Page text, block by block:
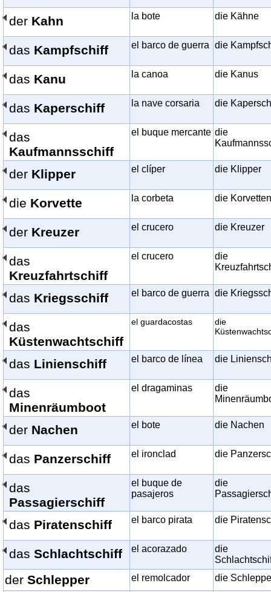
der Kahn la bote die Kähne
das Kampfschiff el barco de guerra die
das Kanu la canoa die Kanus
das Kaperschiff la nave corsaria die
das
Kaufmannsschiff
el buque mercante die
der Klipper el clíper die Klipper
die Korvette la corbeta die Korvetten
der Kreuzer el crucero die Kreuzer
das
Kreuzfahrtschiff
el crucero
die
das Kriegsschiff el barco de guerra die
das
Küstenwachtschiff
el guardacostas
die
das Linienschiff el barco de línea die
das
Minenräumboot
el dragaminas
die
der Nachen el bote die Nachen
das Panzerschiff el ironclad die
das
Passagierschiff
el buque de
pasajeros
die
das Piratenschiff el barco pirata die
das Schlachtschiff el acorazado
die
der Schlepper el remolcador die